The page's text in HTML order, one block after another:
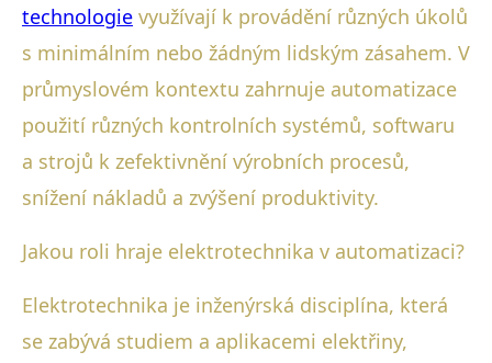
technologie využívají k provádění různých úkolů
s minimálním nebo žádným lidským zásahem. V
průmyslovém kontextu zahrnuje automatizace
použití různých kontrolních systémů, softwaru
a strojů k zefektivnění výrobních procesů,
snížení nákladů a zvýšení produktivity.
Jakou roli hraje elektrotechnika v automatizaci?
Elektrotechnika je inženýrská disciplína, která
se zabývá studiem a aplikacemi elektřiny,